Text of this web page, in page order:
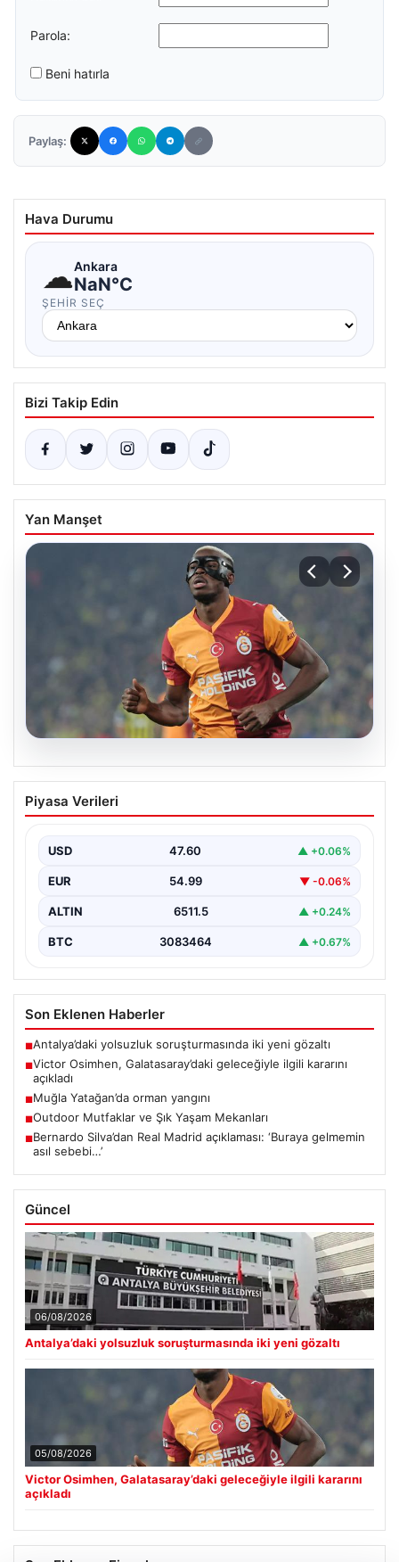
Parola:
Beni hatırla
Paylaş:
Hava Durumu
☁Ankara
NaN°C
ŞEHIR SEÇ
Bizi Takip Edin
Yan Manşet
05.08.2026
Victor Osimhen, Galatasaray’daki
geleceğiyle ilgili kararını açıkladı
dönemde gösterdiği etkileyici performansla Avrupa'nın
önde gelen kulüplerinin…
Piyasa Verileri
USD 47.60 ▲ +0.06%
EUR 54.99 ▼ -0.06%
ALTIN 6511.5 ▲ +0.24%
BTC 3083464 ▲ +0.67%
Son Eklenen Haberler
■Antalya’daki yolsuzluk soruşturmasında iki yeni gözaltı
■Victor Osimhen, Galatasaray’daki geleceğiyle ilgili kararını
açıkladı
■Muğla Yatağan’da orman yangını
■Outdoor Mutfaklar ve Şık Yaşam Mekanları
■Bernardo Silva’dan Real Madrid açıklaması: ‘Buraya gelmemin
asıl sebebi…’
Güncel
06/08/2026
Antalya’daki yolsuzluk soruşturmasında iki yeni gözaltı
05/08/2026
Victor Osimhen, Galatasaray’daki geleceğiyle ilgili kararını
açıkladı